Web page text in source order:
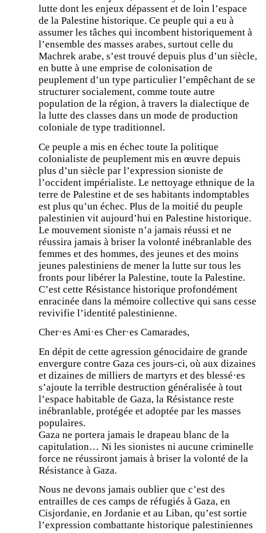
lutte dont les enjeux dépassent et de loin l’espace
de la Palestine historique. Ce peuple qui a eu à
assumer les tâches qui incombent historiquement à
l’ensemble des masses arabes, surtout celle du
Machrek arabe, s’est trouvé depuis plus d’un siècle,
en butte à une emprise de colonisation de
peuplement d’un type particulier l’empêchant de se
structurer socialement, comme toute autre
population de la région, à travers la dialectique de
la lutte des classes dans un mode de production
coloniale de type traditionnel.
Ce peuple a mis en échec toute la politique
colonialiste de peuplement mis en œuvre depuis
plus d’un siècle par l’expression sioniste de
l’occident impérialiste. Le nettoyage ethnique de la
terre de Palestine et de ses habitants indomptables
est plus qu’un échec. Plus de la moitié du peuple
palestinien vit aujourd’hui en Palestine historique.
Le mouvement sioniste n’a jamais réussi et ne
réussira jamais à briser la volonté inébranlable des
femmes et des hommes, des jeunes et des moins
jeunes palestiniens de mener la lutte sur tous les
fronts pour libérer la Palestine, toute la Palestine.
C’est cette Résistance historique profondément
enracinée dans la mémoire collective qui sans cesse
revivifie l’identité palestinienne.
Cher·es Ami·es Cher·es Camarades,
En dépit de cette agression génocidaire de grande
envergure contre Gaza ces jours-ci, où aux dizaines
et dizaines de milliers de martyrs et des blessé·es
s’ajoute la terrible destruction généralisée à tout
l’espace habitable de Gaza, la Résistance reste
inébranlable, protégée et adoptée par les masses
populaires.
Gaza ne portera jamais le drapeau blanc de la
capitulation… Ni les sionistes ni aucune criminelle
force ne réussiront jamais à briser la volonté de la
Résistance à Gaza.
Nous ne devons jamais oublier que c’est des
entrailles de ces camps de réfugiés à Gaza, en
Cisjordanie, en Jordanie et au Liban, qu’est sortie
l’expression combattante historique palestiniennes